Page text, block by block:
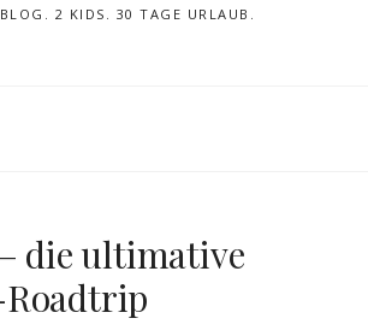
2 KIDS. 30 TAGE URLAUB.
die ultimative